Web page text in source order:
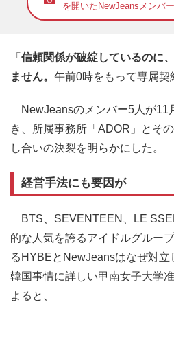
を開いたNewJeansメンバ
「 信頼関係が破綻しているのに
ません。 午前0時をもって専属契
NewJeansのメンバー5人が11
き、所属事務所「ADOR」とそ
し合いの決裂を明らかにした。
経営手法にも要因が
BTS、SEVENTEEN、LE
的な人気を誇るアイドルグルー
るHYBEとNewJeansはなぜ対立
韓国事情に詳しい甲南女子大学
よると、